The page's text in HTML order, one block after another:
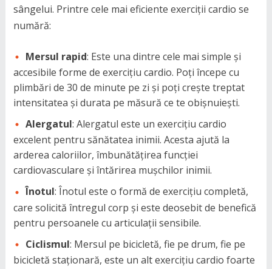
sângelui. Printre cele mai eficiente exerciții cardio se
numără:
Mersul rapid: Este una dintre cele mai simple și
accesibile forme de exercițiu cardio. Poți începe cu
plimbări de 30 de minute pe zi și poți crește treptat
intensitatea și durata pe măsură ce te obișnuiești.
Alergatul: Alergatul este un exercițiu cardio
excelent pentru sănătatea inimii. Acesta ajută la
arderea caloriilor, îmbunătățirea funcției
cardiovasculare și întărirea mușchilor inimii.
Înotul: Înotul este o formă de exercițiu completă,
care solicită întregul corp și este deosebit de benefică
pentru persoanele cu articulații sensibile.
Ciclismul: Mersul pe bicicletă, fie pe drum, fie pe
bicicletă staționară, este un alt exercițiu cardio foarte